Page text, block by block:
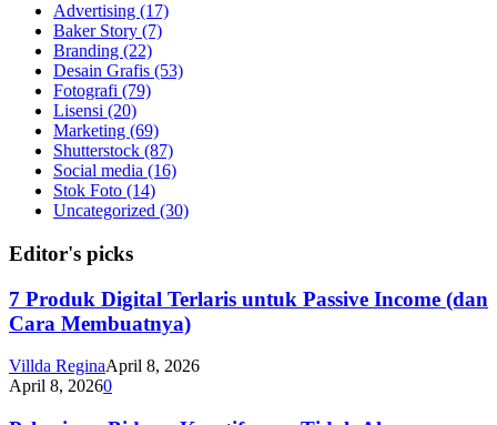
Advertising (17)
Baker Story (7)
Branding (22)
Desain Grafis (53)
Fotografi (79)
Lisensi (20)
Marketing (69)
Shutterstock (87)
Social media (16)
Stok Foto (14)
Uncategorized (30)
Editor's picks
7 Produk Digital Terlaris untuk Passive Income (dan
Cara Membuatnya)
Villda ReginaApril 8, 2026
April 8, 20260